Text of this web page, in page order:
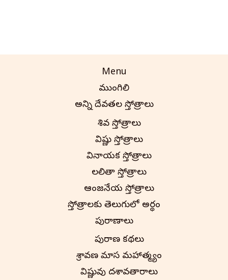
Menu
ముంగిలి
అన్ని దేవతల స్తోత్రాలు
శివ స్తోత్రాలు
విష్ణు స్తోత్రాలు
వినాయక స్తోత్రాలు
లలితా స్తోత్రాలు
ఆంజనేయ స్తోత్రాలు
స్తోత్రాలకు తెలుగులో అర్థం
పురాణాలు
పురాణ కథలు
శ్రావణ మాస మహాత్మ్యం
విష్ణువు దశావతారాలు